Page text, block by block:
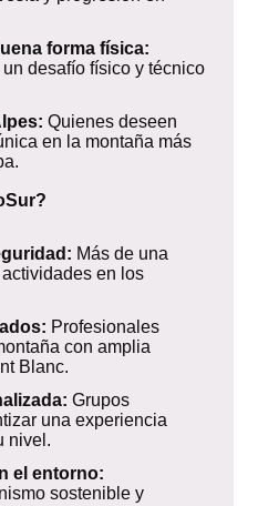
forma física:
desafío físico y técnico
Quienes deseen
en la montaña más
Más de una
en los
Profesionales
con amplia
Blanc.
Grupos
una experiencia
nivel.
el entorno:
sostenible y